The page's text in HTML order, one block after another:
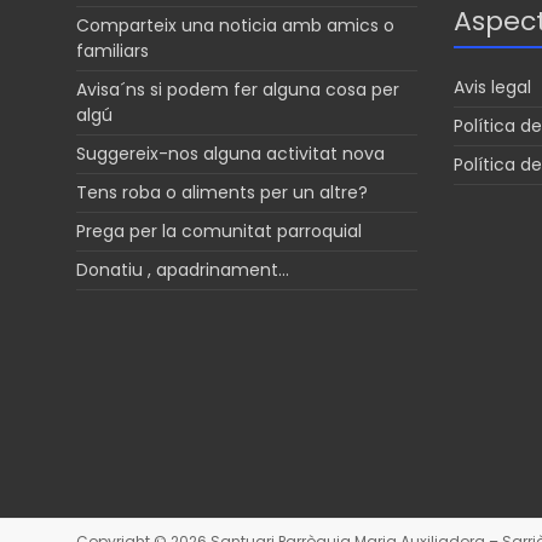
Comparteix una noticia amb amics o
familiars
Avisa´ns si podem fer alguna cosa per
algú
Suggereix-nos alguna activitat nova
Tens roba o aliments per un altre?
Prega per la comunitat parroquial
Donatiu , apadrinament…
Avis legal
Política
Política